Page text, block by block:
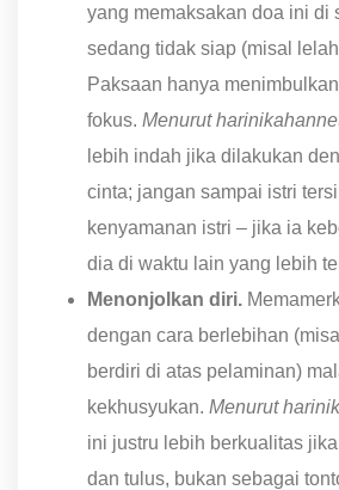
yang memaksakan doa ini di
sedang tidak siap (misal
Paksaan hanya
fokus. Menurut
lebih indah jika dilakukan
cinta; jangan sampai istri
kenyamanan istri – jika ia
dia di waktu lain yang lebih
Menonjolkan diri.
dengan cara berlebihan
berdiri di atas pelaminan)
kekhusyukan. Menurut
ini justru lebih berkualitas
dan tulus, bukan sebagai